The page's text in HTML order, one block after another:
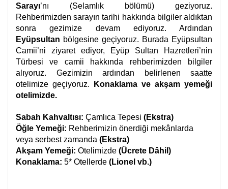
Sarayı’nı (Selamlık bölümü) geziyoruz.
Rehberimizden sarayın tarihi hakkında bilgiler aldıktan
sonra gezimize devam ediyoruz. Ardından
Eyüpsultan bölgesine geçiyoruz. Burada Eyüpsultan
Camii’ni ziyaret ediyor, Eyüp Sultan Hazretleri’nin
Türbesi ve camii hakkında rehberimizden bilgiler
alıyoruz. Gezimizin ardından belirlenen saatte
otelimize geçiyoruz.
Konaklama ve akşam yemeği
otelimizde.
Sabah Kahvaltısı: Çamlıca Tepesi (Ekstra)
Öğle Yemeği: Rehberimizin önerdiği mekânlarda
veya serbest zamanda (Ekstra)
Akşam Yemeği: Otelimizde (Ücrete Dâhil)
Konaklama: 5* Otellerde (Lionel vb.)